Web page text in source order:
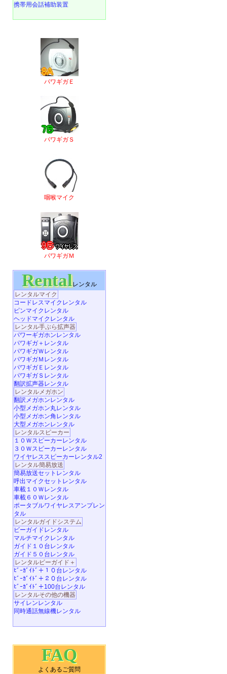
携帯用会話補助装置
パワギガＥ
パワギガＳ
咽喉マイク
パワギガＭ
Rentalレンタル
レンタルマイク
コードレスマイクレンタル
ピンマイクレンタル
ヘッドマイクレンタル
レンタル手ぶら拡声器
パワーギガホンレンタル
パワギガ＋レンタル
パワギガＷレンタル
パワギガＭレンタル
パワギガＥレンタル
パワギガＳレンタル
翻訳拡声器レンタル
レンタルメガホン
翻訳メガホンレンタル
小型メガホン丸レンタル
小型メガホン角レンタル
大型メガホンレンタル
レンタルスピーカー
１０Ｗスピーカーレンタル
３０Ｗスピーカーレンタル
ワイヤレススピーカーレンタル2
レンタル簡易放送
簡易放送セットレンタル
呼出マイクセットレンタル
車載１０Ｗレンタル
車載６０Ｗレンタル
ポータブルワイヤレスアンプレン
タル
レンタルガイドシステム
ビーガイドレンタル
マルチマイクレンタル
ガイド１０台レンタル
ガイド５０台レンタル
レンタルビーガイド＋
ﾋﾞｰｶﾞｲﾄﾞ＋１０台レンタル
ﾋﾞｰｶﾞｲﾄﾞ＋２０台レンタル
ﾋﾞｰｶﾞｲﾄﾞ＋100台レンタル
レンタルその他の機器
サイレンレンタル
同時通話無線機レンタル
FAQ
よくあるご質問